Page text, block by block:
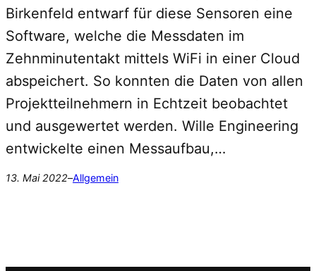
Birkenfeld entwarf für diese Sensoren eine
Software, welche die Messdaten im
Zehnminutentakt mittels WiFi in einer Cloud
abspeichert. So konnten die Daten von allen
Projektteilnehmern in Echtzeit beobachtet
und ausgewertet werden. Wille Engineering
entwickelte einen Messaufbau,…
13. Mai 2022–Allgemein